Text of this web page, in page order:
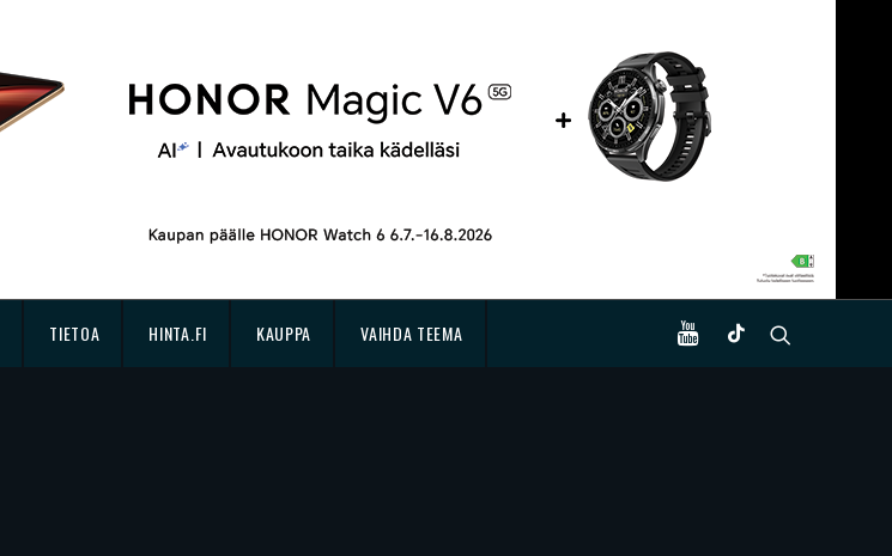
TIETOA HINTA.FI KAUPPA VAIHDA TEEMA